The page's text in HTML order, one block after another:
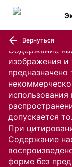
Содержание
изображения
предназначено
допускается
При
Содержание
форме без
Вернуться